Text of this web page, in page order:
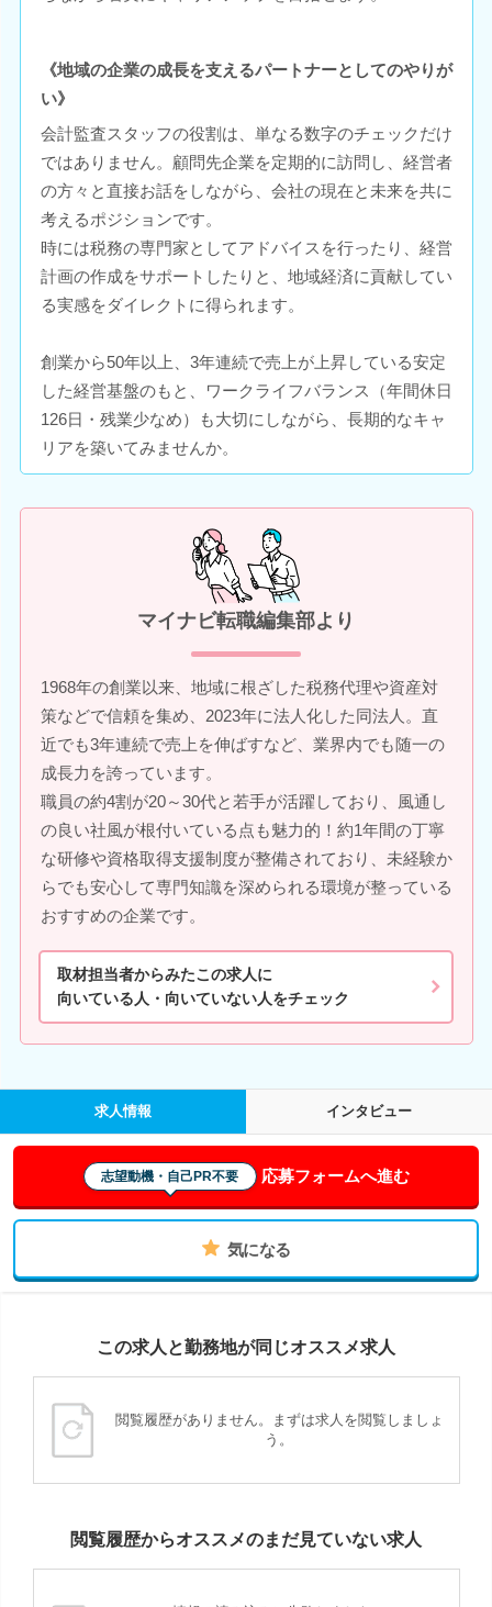
《地域の企業の成長を支えるパートナーとしてのやりが
い》
会計監査スタッフの役割は、単なる数字のチェックだけ
ではありません。顧問先企業を定期的に訪問し、経営者
の方々と直接お話をしながら、会社の現在と未来を共に
考えるポジションです。
時には税務の専門家としてアドバイスを行ったり、経営
計画の作成をサポートしたりと、地域経済に貢献してい
る実感をダイレクトに得られます。
創業から50年以上、3年連続で売上が上昇している安定
した経営基盤のもと、ワークライフバランス（年間休日
126日・残業少なめ）も大切にしながら、長期的なキャ
リアを築いてみませんか。
マイナビ転職編集部より
1968年の創業以来、地域に根ざした税務代理や資産対
策などで信頼を集め、2023年に法人化した同法人。直
近でも3年連続で売上を伸ばすなど、業界内でも随一の
成長力を誇っています。
職員の約4割が20～30代と若手が活躍しており、風通し
の良い社風が根付いている点も魅力的！約1年間の丁寧
な研修や資格取得支援制度が整備されており、未経験か
らでも安心して専門知識を深められる環境が整っている
おすすめの企業です。
取材担当者からみたこの求人に
向いている人・向いていない人をチェック
求人情報 インタビュー
志望動機・自己PR不要 応募フォームへ進む
気になる
この求人と勤務地が同じオススメ求人
閲覧履歴がありません。まずは求人を閲覧しましょ
う。
閲覧履歴からオススメのまだ見ていない求人